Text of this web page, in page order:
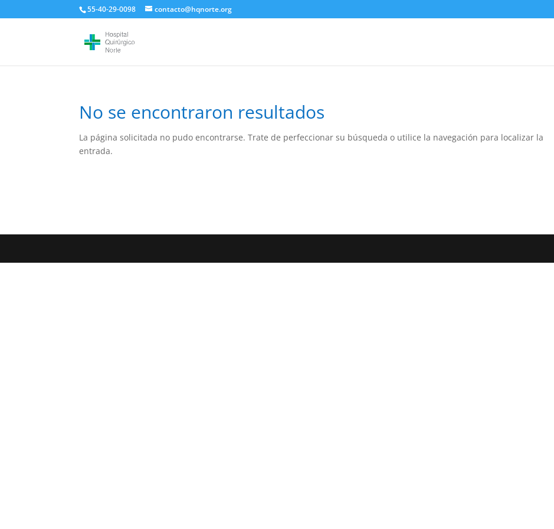
55-40-29-0098 contacto@hqnorte.org
No se encontraron resultados
La página solicitada no pudo encontrarse. Trate de perfeccionar su búsqueda o utilice la navegación para localizar la
entrada.